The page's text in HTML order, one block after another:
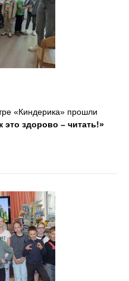
«Киндерика» прошли
это здорово – читать!»